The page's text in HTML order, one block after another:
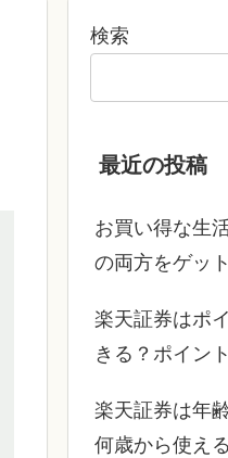
検索
最近の投稿
お買い得な生
の両方をゲッ
楽天証券はポ
きる？ポイン
楽天証券は年
何歳から使え